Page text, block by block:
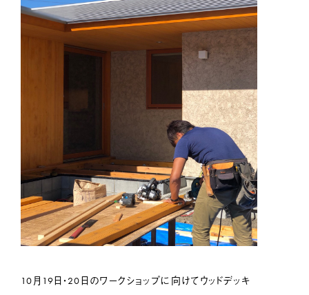
10月19日・20日のワークショップに向けてウッドデッキ